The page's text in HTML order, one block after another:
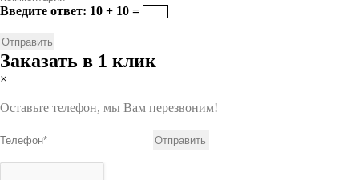
Введите ответ: 10 + 10 =
Заказать в 1 клик
×
Оставьте телефон, мы Вам перезвоним!